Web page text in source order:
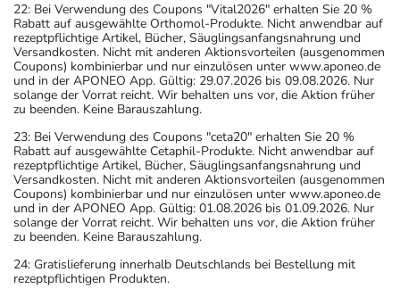
22: Bei Verwendung des Coupons "Vital2026" erhalten Sie 20 %
Rabatt auf ausgewählte Orthomol-Produkte. Nicht anwendbar auf
rezeptpflichtige Artikel, Bücher, Säuglingsanfangsnahrung und
Versandkosten. Nicht mit anderen Aktionsvorteilen (ausgenommen
Coupons) kombinierbar und nur einzulösen unter www.aponeo.de
und in der APONEO App. Gültig: 29.07.2026 bis 09.08.2026. Nur
solange der Vorrat reicht. Wir behalten uns vor, die Aktion früher
zu beenden. Keine Barauszahlung.
23: Bei Verwendung des Coupons "ceta20" erhalten Sie 20 %
Rabatt auf ausgewählte Cetaphil-Produkte. Nicht anwendbar auf
rezeptpflichtige Artikel, Bücher, Säuglingsanfangsnahrung und
Versandkosten. Nicht mit anderen Aktionsvorteilen (ausgenommen
Coupons) kombinierbar und nur einzulösen unter www.aponeo.de
und in der APONEO App. Gültig: 01.08.2026 bis 01.09.2026. Nur
solange der Vorrat reicht. Wir behalten uns vor, die Aktion früher
zu beenden. Keine Barauszahlung.
24: Gratislieferung innerhalb Deutschlands bei Bestellung mit
rezeptpflichtigen Produkten.